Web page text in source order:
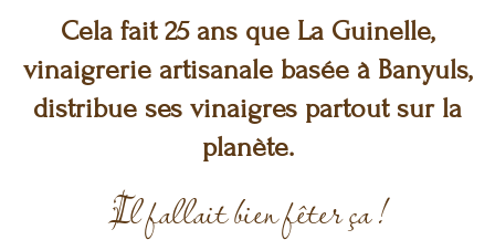
Cela fait 25 ans que La Guinelle,
vinaigrerie artisanale basée à Banyuls,
distribue ses vinaigres partout sur la
planète.
Il fallait bien fêter ça !